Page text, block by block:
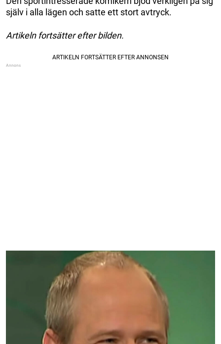
själv i alla lägen och satte ett stort avtryck.
Artikeln fortsätter efter bilden.